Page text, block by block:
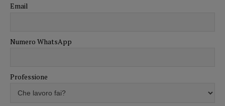
Email
Numero WhatsApp
Professione